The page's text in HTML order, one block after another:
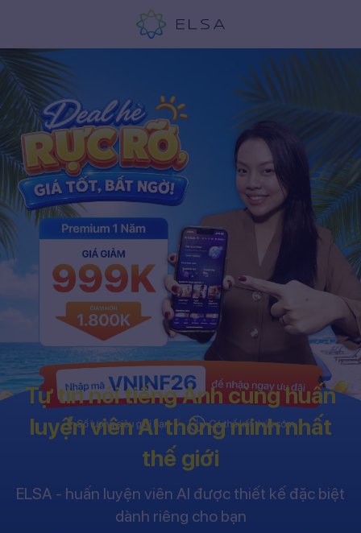
Tự tin nói tiếng Anh cùng huấn
luyện viên AI thông minh nhất
thế giới
ELSA - huấn luyện viên AI được thiết kế đặc biệt
dành riêng cho bạn